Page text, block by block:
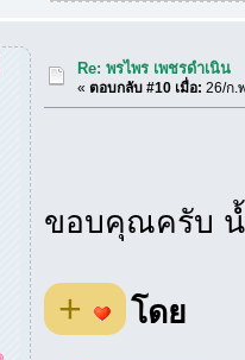
Re: พรไพร เพชรดำเนิน
«ตอบกลับ #10 เมื่อ: 26/ก.
ขอบคุณครับ น้
+ โดย